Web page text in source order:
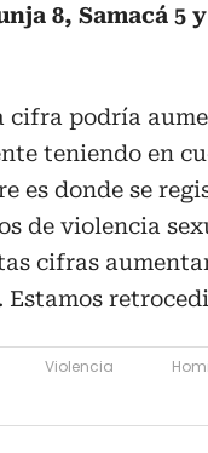
8, Samacá 5
cifra podría
teniendo en
es donde se
de violencia
cifras
Violencia